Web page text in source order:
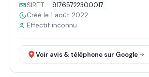
SIRET :
91765722300017
Créé le 1 août 2022
Effectif inconnu
Voir avis & téléphone sur Google